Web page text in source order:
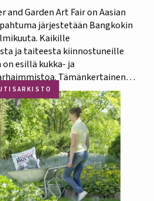
and Garden Art Fair on Aasian
järjestetään Bangkokin
Kaikille
ja taiteesta kiinnostuneille
esillä kukka- ja
Tämänkertainen
Thailand -teemavuotta, joka
matkailua entisestään.
runsaasta ja monipuolisesta